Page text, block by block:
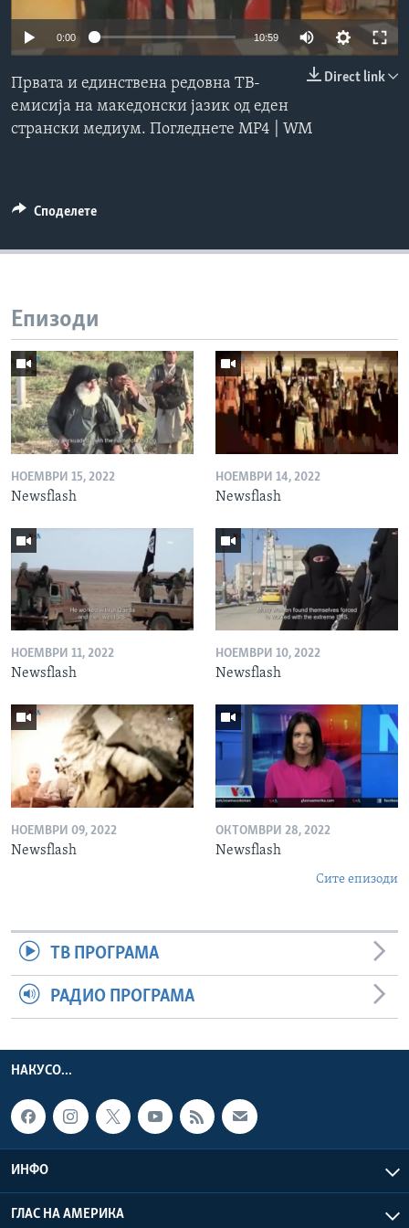
ИНТЕРВЈУА
Јазици
0:00 10:59
Direct link
Првата и единствена редовна ТВ-
емисија на македонски јазик од еден
странски медиум. Погледнете MP4 | WM
Споделете
Епизоди
НОЕМВРИ 15, 2022
Newsflash
НОЕМВРИ 14, 2022
Newsflash
НОЕМВРИ 11, 2022
Newsflash
НОЕМВРИ 10, 2022
Newsflash
НОЕМВРИ 09, 2022
Newsflash
ОКТОМВРИ 28, 2022
Newsflash
Сите епизоди
ТВ ПРОГРАМА
РАДИО ПРОГРАМА
НАКУСО...
ИНФО
ГЛАС НА АМЕРИКА